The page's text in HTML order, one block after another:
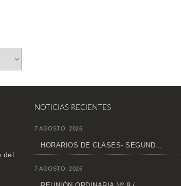
del
NOTICIAS RECIENTES
7 AGOSTO, 2026
HORARIOS DE CLASES- SEGUND...
7 AGOSTO, 2026